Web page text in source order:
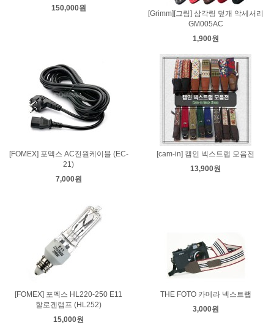
150,000원
[Grimm][그림] 삼각링 덮개 악세서리
GM005AC
1,900원
[FOMEX] 포멕스 AC전원케이블 (EC-
21)
7,000원
[cam-in] 캠인 넥스트랩 모음전
13,900원
[FOMEX] 포멕스 HL220-250 E11
할로겐램프 (HL252)
15,000원
THE FOTO 카메라 넥스트랩
3,000원